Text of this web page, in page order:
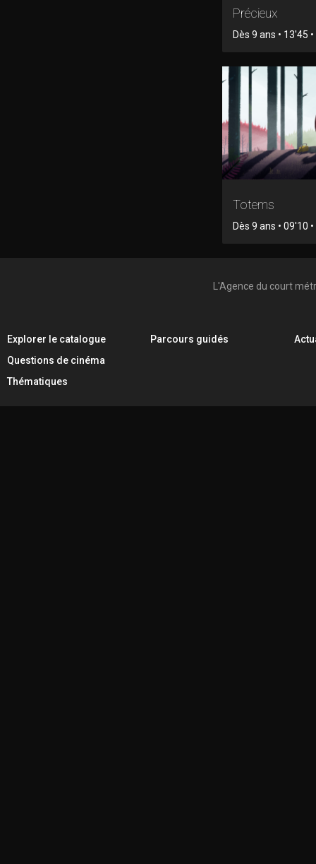
Précieux
Dès 9 ans • 13'45
Totems
Dès 9 ans • 09'10
L'Agence du court
Explorer le catalogue
Questions de cinéma
Thématiques
Parcours guidés